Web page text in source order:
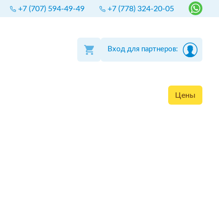
+7 (707) 594-49-49 +7 (778) 324-20-05
Вход для партнеров:
Цены